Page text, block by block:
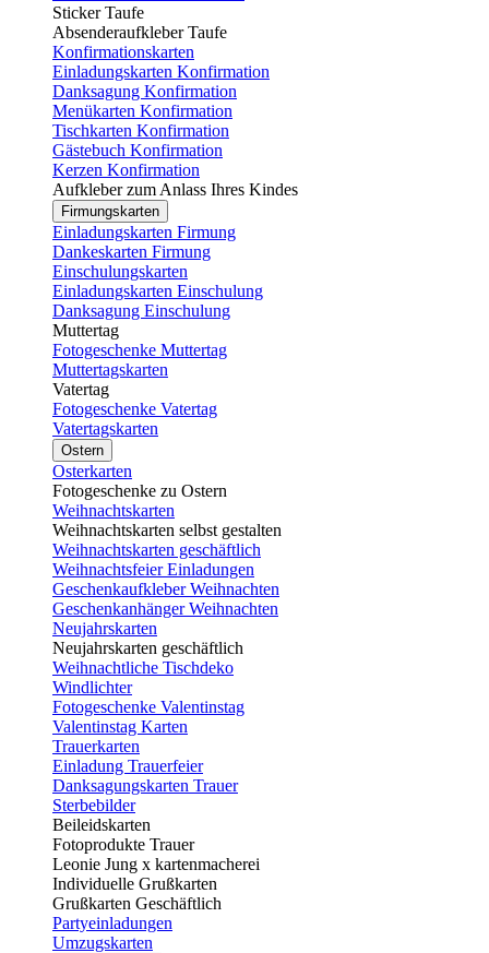
Sticker Taufe
Absenderaufkleber Taufe
Konfirmationskarten
Einladungskarten Konfirmation
Danksagung Konfirmation
Menükarten Konfirmation
Tischkarten Konfirmation
Gästebuch Konfirmation
Kerzen Konfirmation
Aufkleber zum Anlass Ihres Kindes
Firmungskarten
Einladungskarten Firmung
Dankeskarten Firmung
Einschulungskarten
Einladungskarten Einschulung
Danksagung Einschulung
Muttertag
Fotogeschenke Muttertag
Muttertagskarten
Vatertag
Fotogeschenke Vatertag
Vatertagskarten
Ostern
Osterkarten
Fotogeschenke zu Ostern
Weihnachtskarten
Weihnachtskarten selbst gestalten
Weihnachtskarten geschäftlich
Weihnachtsfeier Einladungen
Geschenkaufkleber Weihnachten
Geschenkanhänger Weihnachten
Neujahrskarten
Neujahrskarten geschäftlich
Weihnachtliche Tischdeko
Windlichter
Fotogeschenke Valentinstag
Valentinstag Karten
Trauerkarten
Einladung Trauerfeier
Danksagungskarten Trauer
Sterbebilder
Beileidskarten
Fotoprodukte Trauer
Leonie Jung x kartenmacherei
Individuelle Grußkarten
Grußkarten Geschäftlich
Partyeinladungen
Umzugskarten